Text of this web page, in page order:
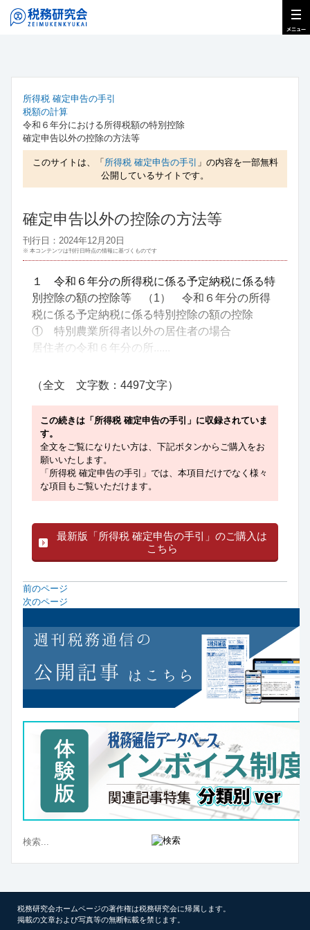
所得税 確定申告の手引
税額の計算
令和６年分における所得税額の特別控除
確定申告以外の控除の方法等
このサイトは、「 所得税 確定申告の手引
」の内容を一部無料
公開しているサイトです。
確定申告以外の控除の方法等
刊行日：2024年12月20日
※ 本コンテンツは刊行日時点の情報に基づくものです
１ 令和６年分の所得税に係る予定納税に係る特
別控除の額の控除等 （1） 令和６年分の所得
税に係る予定納税に係る特別控除の額の控除
① 特別農業所得者以外の居住者の場合
居住者の令和６年分の所......
（全文 文字数：4497文字）
この続きは「所得税 確定申告の手引」に収録されていま
す。
全文をご覧になりたい方は、下記ボタンからご購入をお
願いいたします。
「所得税 確定申告の手引」では、本項目だけでなく様々
な項目もご覧いただけます。
最新版「所得税 確定申告の手引」のご購入は
こちら
前のページ
次のページ
税務研究会ホームページの著作権は税務研究会に帰属します。
掲載の文章および写真等の無断転載を禁じます。